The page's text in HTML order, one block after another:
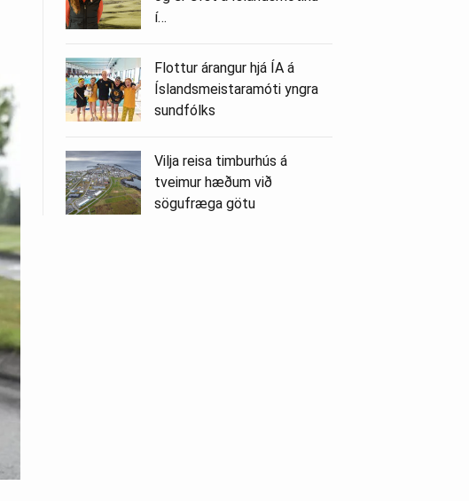
í…
Flottur árangur hjá ÍA á
Íslandsmeistaramóti yngra
sundfólks
Vilja reisa timburhús á
tveimur hæðum við
sögufræga götu